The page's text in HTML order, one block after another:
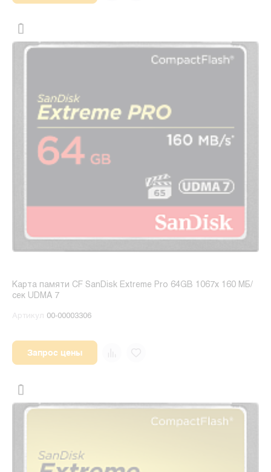
Карта памяти CF SanDisk Extreme Pro 64GB 1067x 160 МБ/
сек UDMA 7
Артикул 00-00003306
Запрос цены